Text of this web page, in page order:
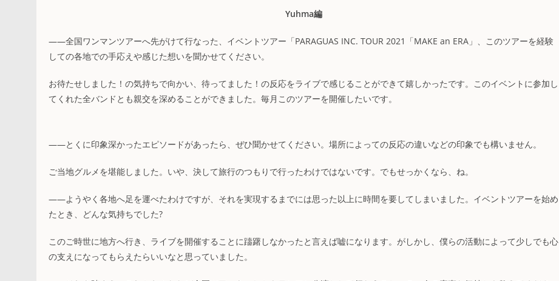
Yuhma編
――全国ワンマンツアーへ先がけて行なった、イベントツアー「PARAGUAS INC. TOUR 2021「MAKE an ERA」、このツアーを経験
しての各地での手応えや感じた想いを聞かせてください。
お待たせしました！の気持ちで向かい、待ってました！の反応をライブで感じることができて嬉しかったです。このイベントに参加し
てくれた全バンドとも親交を深めることができました。毎月このツアーを開催したいです。
――とくに印象深かったエピソードがあったら、ぜひ聞かせてください。場所によっての反応の違いなどの印象でも構いません。
ご当地グルメを堪能しました。いや、決して旅行のつもりで行ったわけではないです。でもせっかくなら、ね。
――ようやく各地へ足を運べたわけですが、それを実現するまでには思った以上に時間を要してしまいました。イベントツアーを始め
たとき、どんな気持ちでした?
このご時世に地方へ行き、ライブを開催することに躊躇しなかったと言えば嘘になります。がしかし、僕らの活動によって少しでも心
の支えになってもらえたらいいなと思っていました。